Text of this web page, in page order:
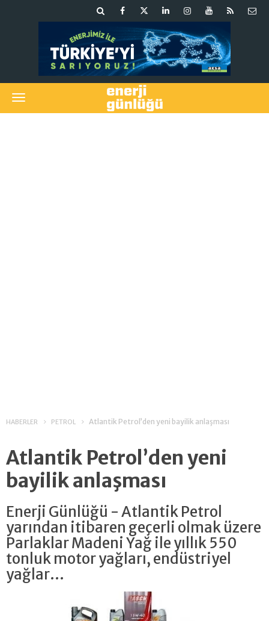
HABERLER PETROL Atlantik Petrol’den yeni bayilik anlaşması
Atlantik Petrol’den yeni
bayilik anlaşması
Enerji Günlüğü - Atlantik Petrol
yarından itibaren geçerli olmak üzere
Parlaklar Madeni Yağ ile yıllık 550
tonluk motor yağları, endüstriyel
yağlar...